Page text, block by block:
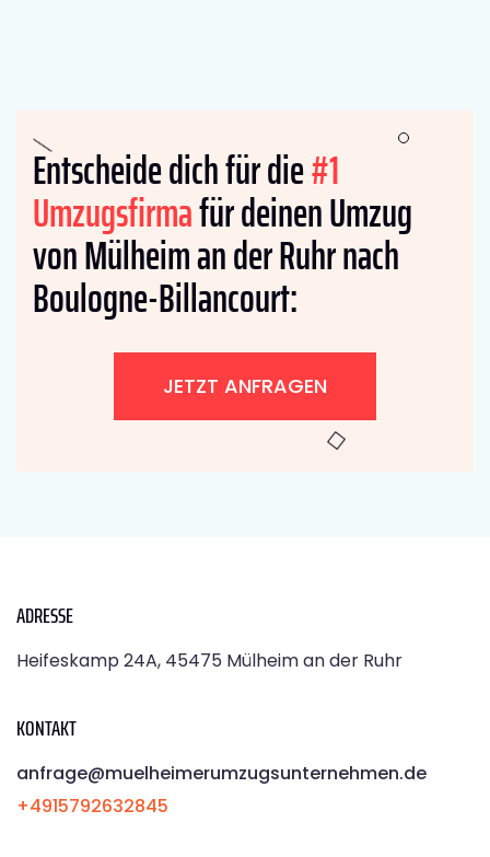
Entscheide dich für die#1
Umzugsfirmafür deinen Umzug
von Mülheim an der Ruhr nach
Boulogne-Billancourt:
JETZT ANFRAGEN
ADRESSE
Heifeskamp 24A, 45475 Mülheim an der Ruhr
KONTAKT
anfrage@muelheimerumzugsunternehmen.de
+4915792632845